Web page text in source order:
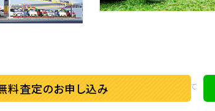
料査定のお申し込み
護方針 個人情報の取り扱い 特定商取引に関して